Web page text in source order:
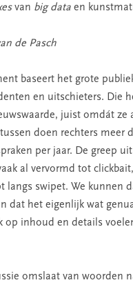
van big dataen
de Pasch
baseert het grote
en uitschieters. Die
juist omdát ze
doen rechters meer
per jaar. De greep
al vervormd tot
langs swipet. We kunnen
dat het eigenlijk wat
op inhoud en details
omslaat van woorden